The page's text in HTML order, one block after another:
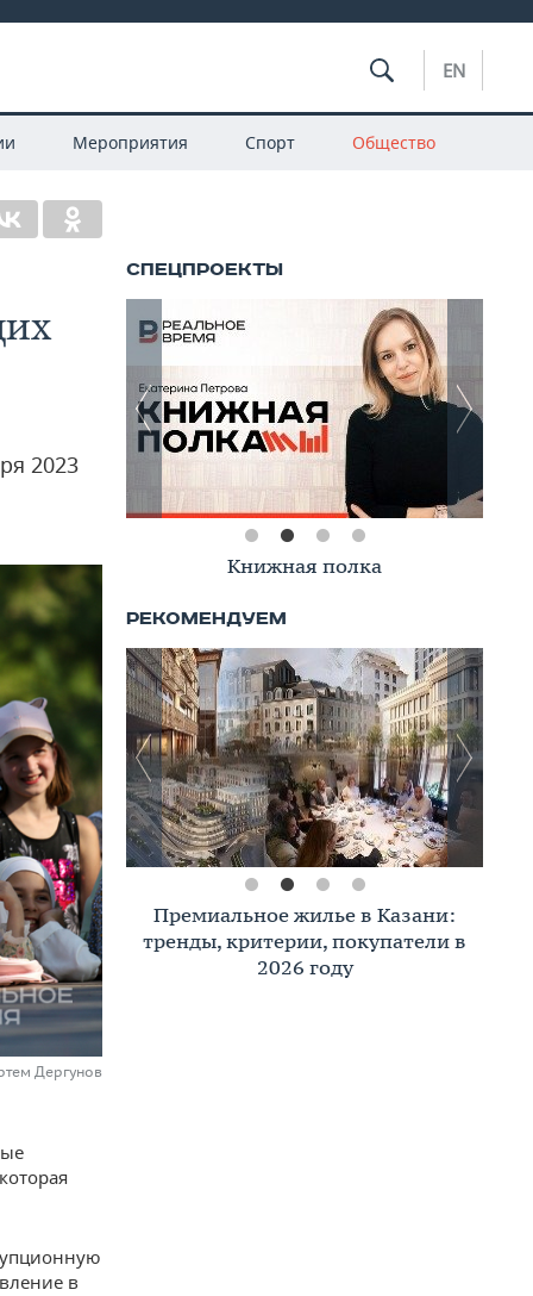
EN
Мероприятия Спорт Общество
2023
Дергунов
в
Книжная полка
Премиальное жилье в Казани:
тренды, критерии, покупатели в
2026 году